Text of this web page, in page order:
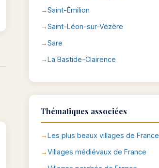
Saint-Émilion
Saint-Léon-sur-Vézère
Sare
La Bastide-Clairence
Thématiques associées
Les plus beaux villages de France
Villages médiévaux de France